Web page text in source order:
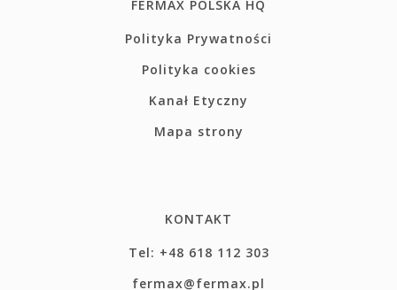
FERMAX POLSKA HQ
Polityka Prywatności
Polityka cookies
Kanał Etyczny
Mapa strony
KONTAKT
Tel: +48 618 112 303
fermax@fermax.pl